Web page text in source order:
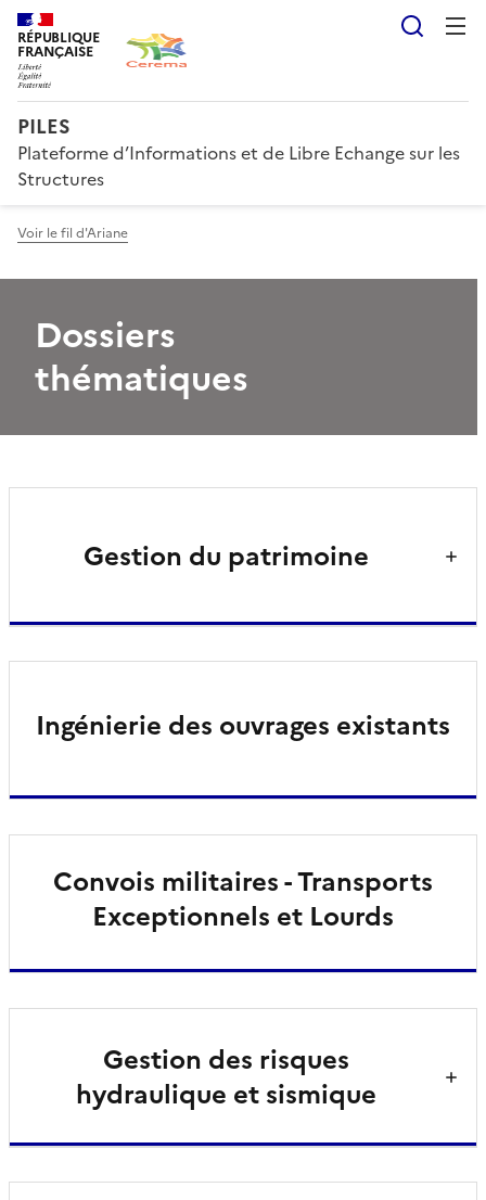
RÉPUBLIQUE
FRANÇAISE
PILES
Plateforme d’Informations et de Libre Echange sur les
Structures
Voir le fil d'Ariane
Dossiers
thématiques
Gestion du patrimoine
Ingénierie des ouvrages existants
Convois militaires - Transports
Exceptionnels et Lourds
Gestion des risques
hydraulique et sismique